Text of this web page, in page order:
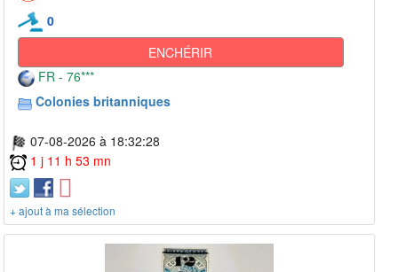
0
ENCHÉRIR
FR - 76***
Colonies britanniques
07-08-2026 à 18:32:28
1 j 11 h 53 mn
+ ajout à ma sélection